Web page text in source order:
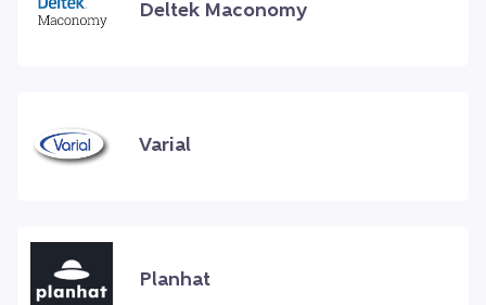
Deltek Maconomy
Varial
Planhat